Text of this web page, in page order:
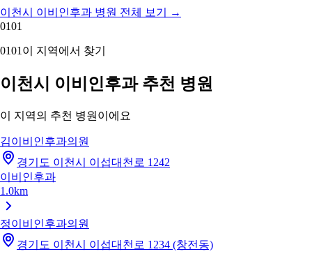
이천시 이비인후과 병원 전체 보기
→
0101
0101 이 지역에서 찾기
이천시 이비인후과 추천 병원
이 지역의 추천 병원이에요
김이비인후과의원
경기도 이천시 이섭대천로 1242
이비인후과
1.0km
정이비인후과의원
경기도 이천시 이섭대천로 1234 (창전동)